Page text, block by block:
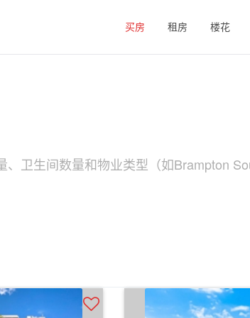
买房 租房 楼花
卫生间数量和物业类型（如Brampton